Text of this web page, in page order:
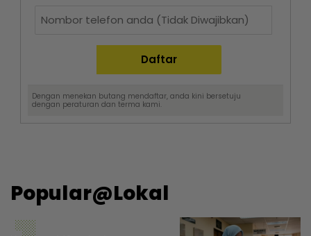
Dengan menekan butang mendaftar, anda kini bersetuju
dengan peraturan dan terma kami.
Popular@Lokal